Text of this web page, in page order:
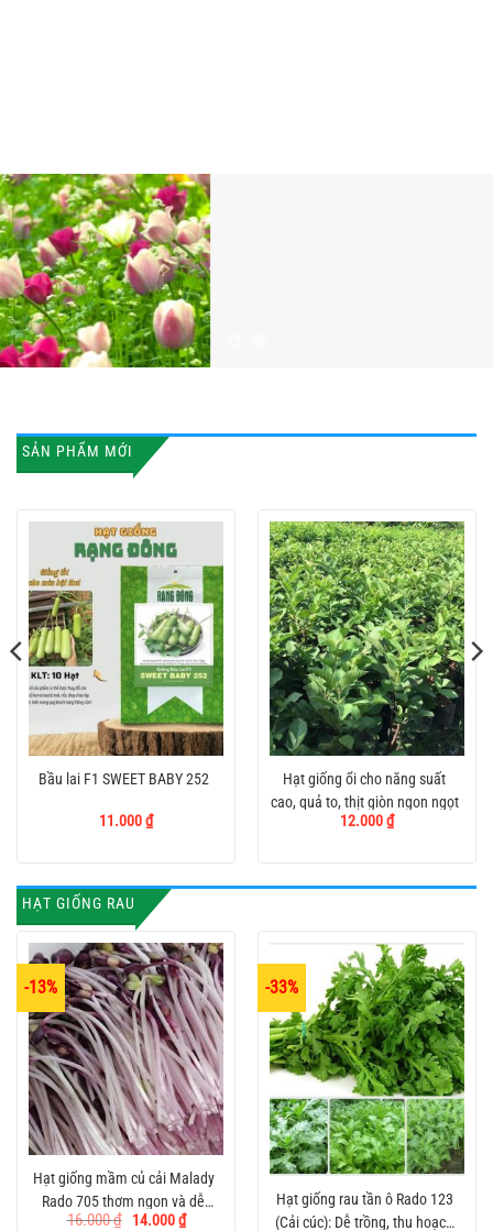
SẢN PHẨM MỚI
Bầu lai F1 SWEET BABY 252
11.000₫
Hạt giống ổi cho năng suất
cao, quả to, thịt giòn ngon ngọt
12.000₫
HẠT GIỐNG RAU
-13%
Hạt giống mầm củ cải Malady
Rado 705 thơm ngon và dễ
trồng
16.000₫
Giá
14.000₫Giá
-33%
Hạt giống rau tần ô Rado 123
(Cải cúc): Dễ trồng, thu hoạch